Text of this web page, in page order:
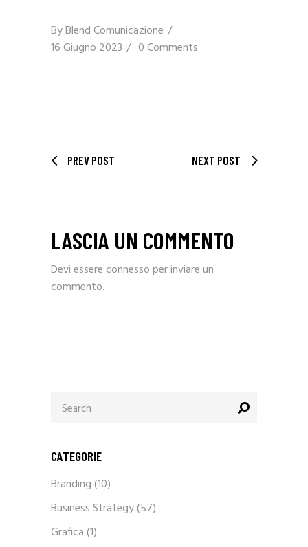
ByBlend Comunicazione
16 Giugno 2023
0 Comments
PREV POST NEXT POST
LASCIA UN COMMENTO
Devi essere connessoper inviare un
commento.
for:
CATEGORIE
Branding(10)
Business Strategy(57)
Grafica(1)